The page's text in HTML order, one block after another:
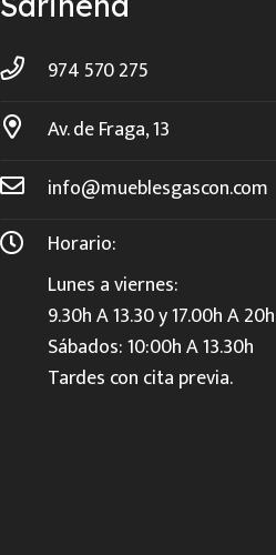
974 570 275
Av. de Fraga, 13
info@mueblesgascon.com
Horario:
Lunes a viernes:
9.30h A 13.30 y 17.00h A
Sábados: 10:00h A 13.30h
Tardes con cita previa.